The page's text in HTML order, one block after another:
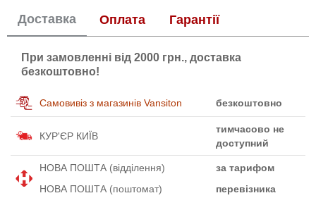
Доставка Оплата Гарантії
При замовленні від 2000 грн., доставка
безкоштовно!
Самовивіз з магазинів Vansiton безкоштовно
КУР'ЄР КИЇВ
тимчасово не
доступний
НОВА ПОШТА (відділення)
за тарифом
НОВА ПОШТА (поштомат)
перевізника